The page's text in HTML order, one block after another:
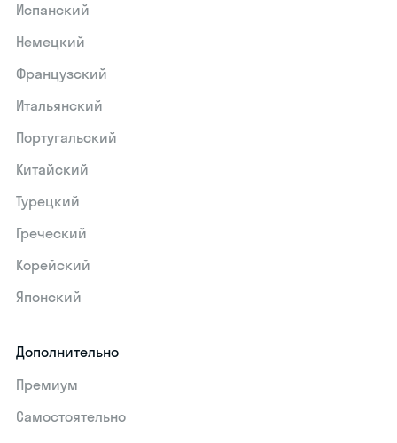
Испанский
Немецкий
Французский
Итальянский
Португальский
Китайский
Турецкий
Греческий
Корейский
Японский
Дополнительно
Премиум
Самостоятельно